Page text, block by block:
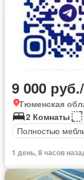
9 000
Тюменская
2 Комнаты
Полностью
1 день, 8 часов